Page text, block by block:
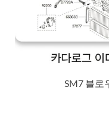
SM7 블로